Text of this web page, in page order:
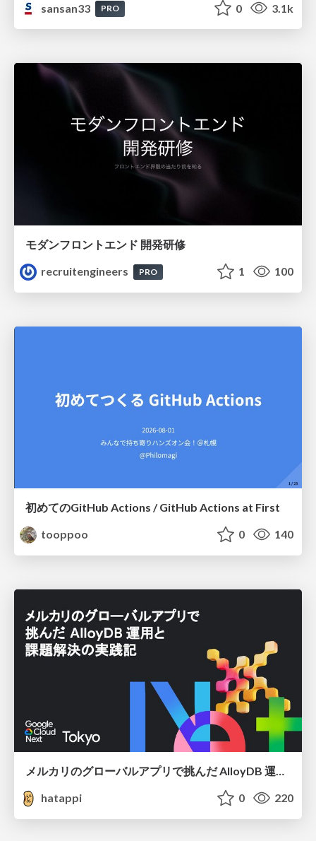
sansan33
PRO 0 3.1k
モダンフロントエンド 開発研修
recruitengineers
PRO 1 100
初めてのGitHub Actions / GitHub Actions at First
tooppoo
0 140
hatappi
0 220